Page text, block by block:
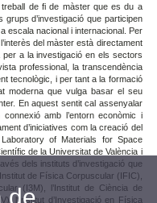
treball de fi de màster que es du a
d’investigació que participen
escala nacional i internacional. Per
del màster està directament
a la investigació en els sectors
professional, la transcendència
tecnològic, i per tant a la formació
moderna que vulga basar el seu
En aquest sentit cal assenyalar
amb l’entorn econòmic i
d’iniciatives com la creació del
of Materials for Space
de la Universitat de València i
dels instituts d’investigació que
de Física Corpuscular (IFIC),
(I3M), l’Institut de Ciència de
l’Institut d’Investigació en Física
de